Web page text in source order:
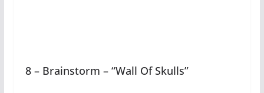
8 – Brainstorm – “Wall Of Skulls”